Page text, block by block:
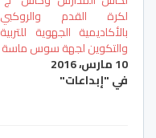
لكرة القدم والروكبي
بالأكاديمية الجهوية للتربية
والتكوين لجهة سوس ماسة
10 مارس، 2016
في "إبداعات"